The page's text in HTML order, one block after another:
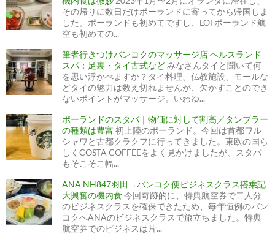
その帰りに数日だけポーランドに寄ってから帰国しま
した。ポーランドも初めてですし、LOTポーランド航
空も初めての...
筆者行きつけバンコクのマッサージ店 ヘルスランド
スパ：足裏・タイ古式などみなさんタイと聞いて何
を思い浮かべますか？タイ料理、仏教施設、モールな
どタイの魅力は数え切れませんが、欠かすことのでき
ないポイントがマッサージ。いわゆ...
ポーランドのスタバ｜物価に対して割高／タンブラー
の種類は豊富 初上陸のポーランド。今回は首都ワル
シャワと古都クラクフに行ってきました。東欧の国ら
しくCOSTA COFFEEをよく見かけましたが、スタバ
もそこそこ幅...
ANA NH847羽田→バンコク便ビジネスクラス搭乗記
大興奮の機内食 今回奇跡的に、特典航空券で二人分
のビジネスクラスを確保できたため、毎年恒例のバン
コクへANAのビジネスクラスで旅立ちました。特典
航空券でのビジネスは片...